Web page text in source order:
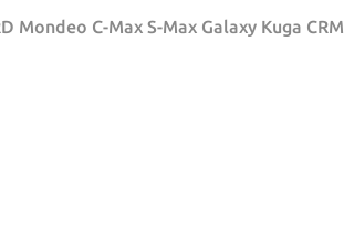
Mondeo C-Max S-Max Galaxy Kuga CRM